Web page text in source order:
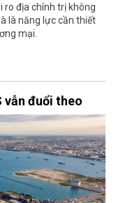
ro địa chính trị không
là năng lực cần thiết
mại.
vẫn đuổi theo